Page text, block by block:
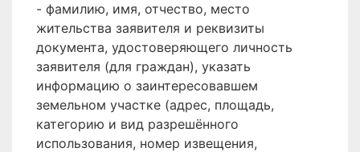
- фамилию, имя, отчество, место
жительства заявителя и реквизиты
документа, удостоверяющего личность
заявителя (для граждан), указать
информацию о заинтересовавшем
земельном участке (адрес, площадь,
категорию и вид разрешённого
использования, номер извещения,